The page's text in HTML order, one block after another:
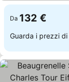
Da 132 €
Guarda i prezzi di